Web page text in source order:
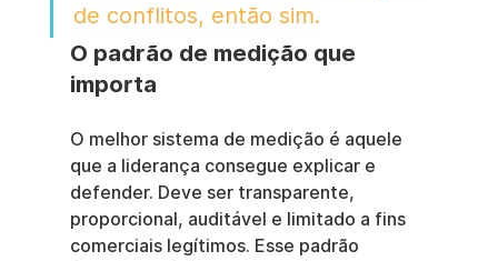
de conflitos, então sim.
O padrão de medição que
importa
O melhor sistema de medição é aquele
que a liderança consegue explicar e
defender. Deve ser transparente,
proporcional, auditável e limitado a fins
comerciais legítimos. Esse padrão